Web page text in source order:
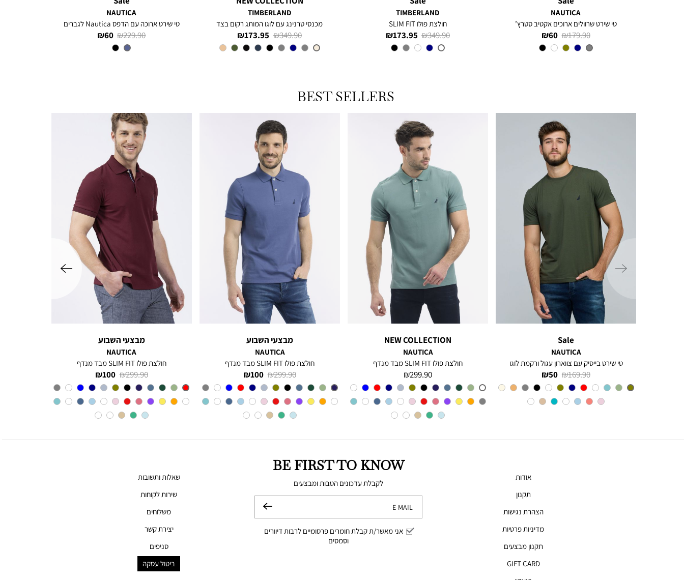
NAUTICA
טי שירט שרוולים ארוכים אקטיב סטרץ’
מחיר
מוצר
60 ₪
מחיר
רגיל
179.90 ₪
צבע
CHARCOAL
TIMBERLAND
חולצת פולו SLIM FIT
מחיר
מוצר
173.95 ₪
מחיר
רגיל
349.90 ₪
צבע
LIGHT
TIMBERLAND
מכנסי טרנינג עם לוגו המותג רקום בצד
מחיר
מוצר
173.95 ₪
מחיר
רגיל
349.90 ₪
צבע
NATURAL
NAUTICA
טי שירט ארוכה עם הדפס Nautica לגברים
מחיר
מוצר
60 ₪
מחיר
229.90 ₪
צבע
INDIGO
BEST SELLERS
ימינה
Sale
NAUTICA
טי שירט בייסיק עם צווארון עגול ורקמת לוגו
מחיר
מוצר
50 ₪
מחיר
רגיל
169.90 ₪
צבע
Olive
NEW COLLECTION
NAUTICA
חולצת פולו SLIM FIT מבד מנדף
מחיר
מוצר
299.90 ₪
צבע
A6M
מבצעי השבוע
NAUTICA
חולצת פולו SLIM FIT מבד מנדף
מחיר
מוצר
100 ₪
מחיר
רגיל
299.90 ₪
צבע
BLUE
INDIGO
מבצעי השבוע
NAUTICA
חולצת פולו SLIM FIT מבד מנדף
מחיר
מוצר
100 ₪
מחיר
רגיל
299.90 ₪
צבע
Red
שמאלה
BE FIRST TO KNOW
לקבלת עדכונים הטבות ומבצעים
E-MAIL
אני מאשר/ת קבלת חומרים פרסומיים לרבות דיוורים
וסמסים
אודות
תקנון
הצהרת נגישות
מדיניות פרטיות
תקנון מבצעים
GIFT CARD
שאלות ותשובות
שירות לקוחות
משלוחים
יצירת קשר
סניפים
ביטול עסקה